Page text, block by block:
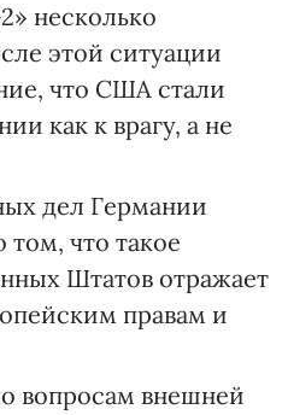
несколько
этой ситуации
что США стали
как к врагу, а не
дел Германии
том, что такое
Штатов отражает
правам и
вопросам внешней